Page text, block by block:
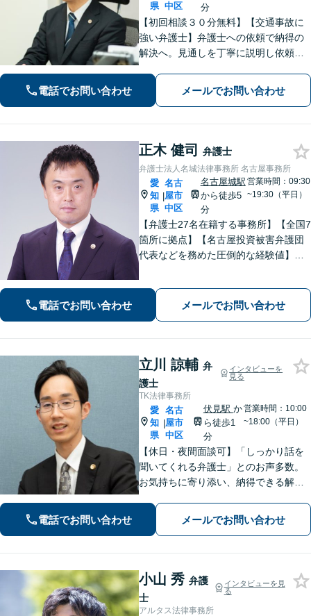
県 中区
分
【初回相談３０分無料】【交通事故に
強い弁護士】弁護士への依頼で納得の
解決へ。見通しを丁寧に説明し依頼者
ーネット問題】【久屋大通駅徒歩4分】
電話でお問い合わせ メールでお問い合わせ
正木 健司 弁護士
弁護士法人名城法律事務所 名古屋事務所
愛
知
県
|
名古
屋市
中区
名古屋城駅
から徒歩5
分
営業時間：09:30
~19:30（平日）
【弁護士27名在籍する事務所】【全国7
箇所に拠点】【名古屋投資被害弁護団
代表などを務めた圧倒的な経験値】投
せください【初回相談無料】【メディ
ア出演やセミナー講演多数】
電話でお問い合わせ メールでお問い合わせ
立川 諒輔 弁
護士
インタビューを
見る
TK法律事務所
愛
知
県
|
名古
屋市
中区
伏見駅 か
ら徒歩1
分
営業時間：10:00
~18:00（平日）
【休日・夜間面談可】「しっかり話を
聞いてくれる弁護士」とのお声多数。
お気持ちに寄り添い、納得できる解決
理・企業法務など幅広く対応】複数弁
護士で協議しながら進める体制で、安
電話でお問い合わせ メールでお問い合わせ
小山 秀 弁護
士
インタビューを見
る
アルタス法律事務所